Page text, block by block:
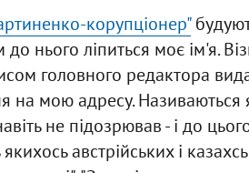
корупціонер"
до нього ліпиться моє ім'я.
головного редактора
на мою адресу.
не підозрював - і до
австрійських і